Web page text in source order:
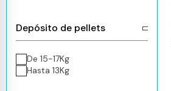
Depósito de pellets
De 15-17Kg
Hasta 13Kg